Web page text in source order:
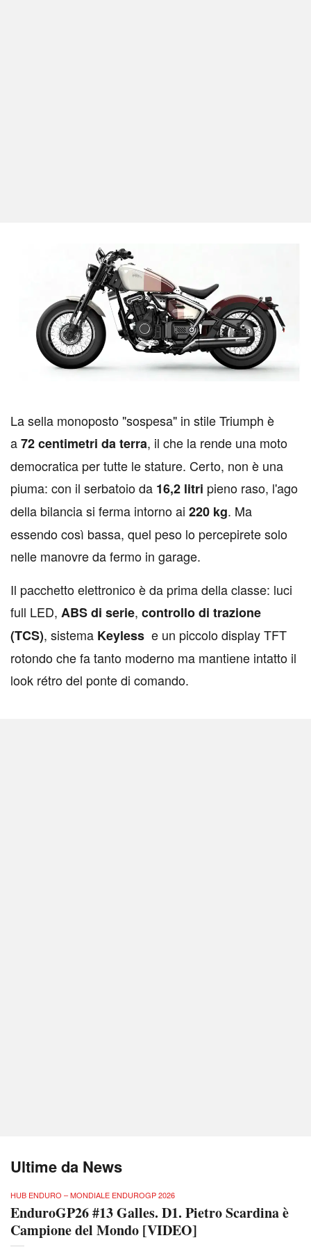
La sella monoposto "sospesa" in stile Triumph è
a72 centimetri da terra, il che la rende una moto
democratica per tutte le stature. Certo, non è una
piuma: con il serbatoio da 16,2 litri pieno raso, l'ago
della bilancia si ferma intorno ai 220 kg. Ma
essendo così bassa, quel peso lo percepirete solo
nelle manovre da fermo in garage.
Il pacchetto elettronico è da prima della classe: luci
full LED, ABS di serie, controllo di trazione
(TCS), sistema Keyless e un piccolo display TFT
rotondo che fa tanto moderno ma mantiene intatto il
look rétro del ponte di comando.
Ultime da News
HUB ENDURO – MONDIALE ENDUROGP 2026
EnduroGP26 #13 Galles. D1. Pietro Scardina è
Campione del Mondo [VIDEO]